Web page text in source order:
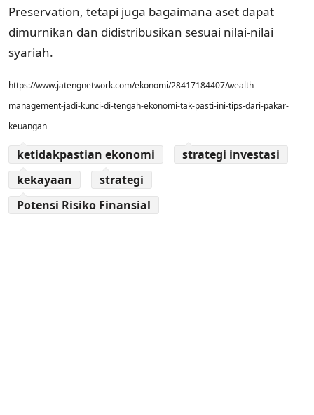
Preservation, tetapi juga bagaimana aset dapat
dimurnikan dan didistribusikan sesuai nilai-nilai
syariah.
https://www.jatengnetwork.com/ekonomi/28417184407/wealth-
management-jadi-kunci-di-tengah-ekonomi-tak-pasti-ini-tips-dari-pakar-
keuangan
ketidakpastian ekonomi
strategi investasi
kekayaan
strategi
Potensi Risiko Finansial